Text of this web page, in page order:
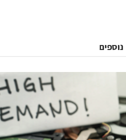
נוספים